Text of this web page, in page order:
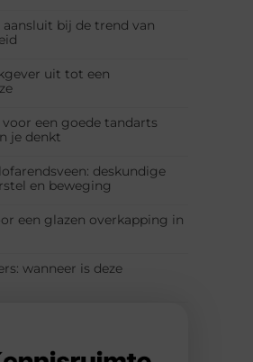
aansluit bij de trend van
uit tot een
een goede tandarts
je denkt
deskundige
en beweging
een glazen overkapping in
wanneer is deze